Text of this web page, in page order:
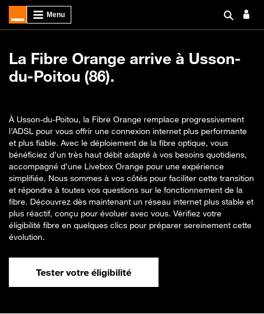
La Fibre Orange arrive à Usson-
du-Poitou (86).
À Usson-du-Poitou, la Fibre Orange remplace progressivement
l’ADSL pour vous offrir une connexion internet plus performante
et plus fiable. Avec le déploiement de la fibre optique, vous
bénéficiez d’un très haut débit adapté à vos besoins quotidiens,
accompagné d’une Livebox Orange pour une expérience
simplifiée. Nous sommes à vos côtés pour faciliter cette transition
et répondre à toutes vos questions sur le fonctionnement de la
fibre. Découvrez dès maintenant un réseau internet plus stable et
plus réactif, conçu pour évoluer avec vous. Vérifiez votre
éligibilité fibre en quelques clics pour préparer sereinement cette
évolution.
Tester votre éligibilité